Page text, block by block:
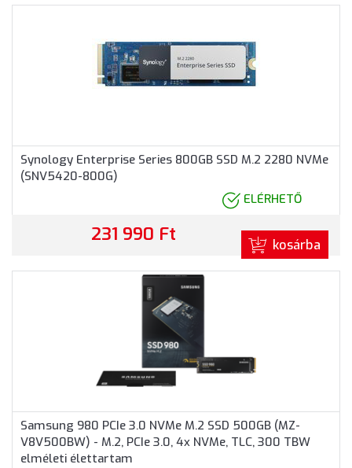
Synology Enterprise Series 800GB SSD M.2 2280 NVMe
(SNV5420-800G)
ELÉRHETŐ
231 990 Ft kosárba
Samsung 980 PCIe 3.0 NVMe M.2 SSD 500GB (MZ-
V8V500BW) - M.2, PCIe 3.0, 4x NVMe, TLC, 300 TBW
elméleti élettartam